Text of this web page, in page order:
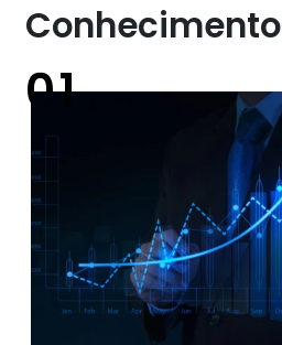
Conhecimento